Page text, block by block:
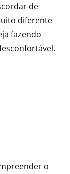
de
diferente
fazendo
o